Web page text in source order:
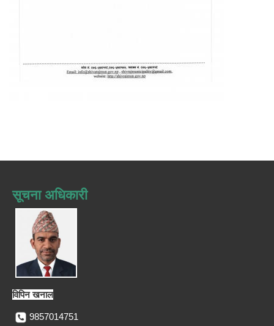
सूचना अधिकारी
विपिन खनाल
9857014751